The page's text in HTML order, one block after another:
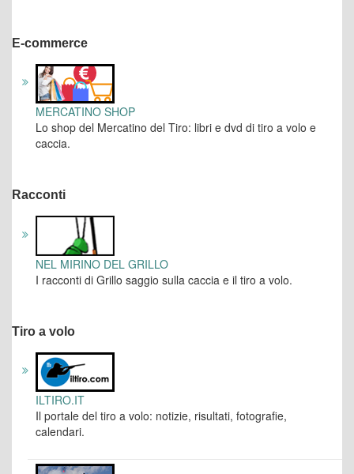
E-commerce
MERCATINO SHOP
Lo shop del Mercatino del Tiro: libri e dvd di tiro a volo e
caccia.
Racconti
NEL MIRINO DEL GRILLO
I racconti di Grillo saggio sulla caccia e il tiro a volo.
Tiro a volo
ILTIRO.IT
Il portale del tiro a volo: notizie, risultati, fotografie,
calendari.